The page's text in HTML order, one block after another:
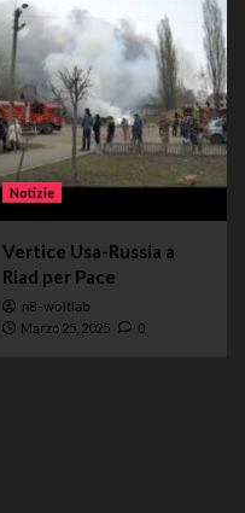
Notizie
Vertice Usa-Russia a
Riad per Pace
n8-woltlab
Marzo 25, 2025 0